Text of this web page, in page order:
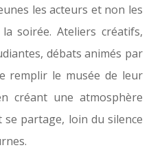
les acteurs et non les
soirée. Ateliers créatifs,
débats animés par
remplir le musée de leur
créant une atmosphère
partage, loin du silence